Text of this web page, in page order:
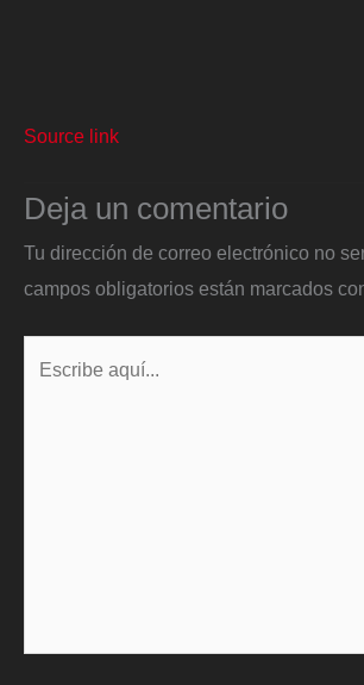
Source link
Deja un comentario
Tu dirección de correo electrónico no
campos obligatorios están marcados